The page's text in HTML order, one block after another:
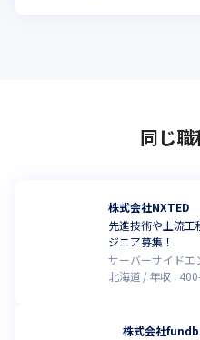
同じ
株式会社NXTED
先進技術や上流
ジニア募集！
サーバーサイドエ
北海道
年収 : 400
株式会社